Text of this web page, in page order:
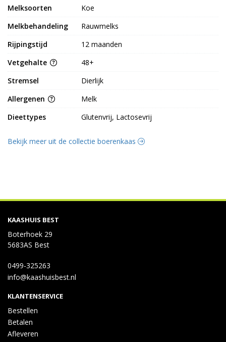
Melksoorten
Koe
Melkbehandeling
Rauwmelks
Rijpingstijd
12 maanden
Vetgehalte
48+
Stremsel
Dierlijk
Allergenen
Melk
Dieettypes
Glutenvrij, Lactosevrij
Bekijk meer uit de collectie boerenkaas
KAASHUIS BEST
Boterhoek 29
5683AS Best
0499-325263
info@kaashuisbest.nl
KLANTENSERVICE
Bestellen
Betalen
Afleveren